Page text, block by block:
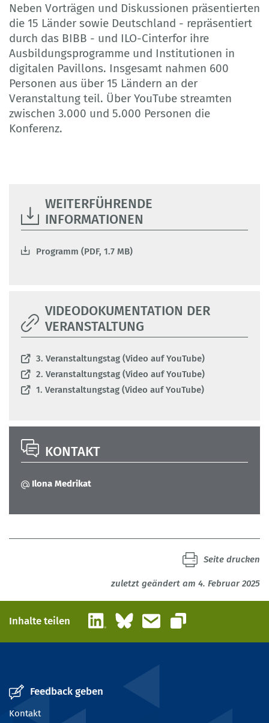
Neben Vorträgen und Diskussionen präsentierten
die 15 Länder sowie Deutschland - repräsentiert
durch das BIBB - und ILO-Cinterfor ihre
Ausbildungsprogramme und Institutionen in
digitalen Pavillons. Insgesamt nahmen 600
Personen aus über 15 Ländern an der
Veranstaltung teil. Über YouTube streamten
zwischen 3.000 und 5.000 Personen die
Konferenz.
WEITERFÜHRENDE
INFORMATIONEN
Programm (PDF, 1.7 MB)
VIDEODOKUMENTATION DER
VERANSTALTUNG
3. Veranstaltungstag (Video auf YouTube)
2. Veranstaltungstag (Video auf YouTube)
1. Veranstaltungstag (Video auf YouTube)
KONTAKT
Ilona Medrikat
zuletzt geändert am 4. Februar 2025
Seite drucken
Inhalte teilen LinkedInBlueskyE-Mail
Link kopieren
Feedback geben
Kontakt